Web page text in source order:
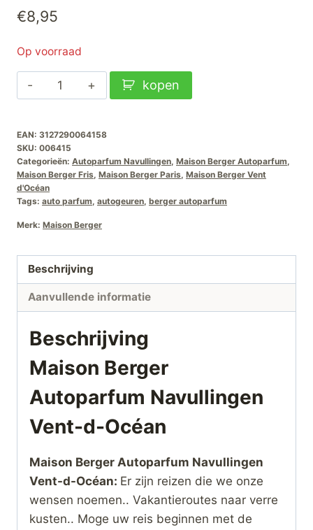
€8,95
Op voorraad
Maison
Berger
Navullingen
Vent-
d-
Océan
kopen
EAN: 3127290064158
SKU: 006415
Categorieën: Autoparfum Navullingen, Maison Berger Autoparfum,
Maison Berger Fris, Maison Berger Paris, Maison Berger Vent
d'Océan
Tags: auto parfum, autogeuren, berger autoparfum
Merk: Maison Berger
Beschrijving
Aanvullende informatie
Beschrijving
Maison Berger
Autoparfum Navullingen
Vent-d-Océan
Maison Berger Autoparfum Navullingen
Vent-d-Océan: Er zijn reizen die we onze
wensen noemen.. Vakantieroutes naar verre
kusten.. Moge uw reis beginnen met de